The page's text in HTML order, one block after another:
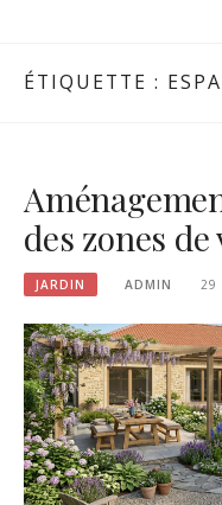
ÉTIQUETTE :
des zones
JARDIN ADMIN 29